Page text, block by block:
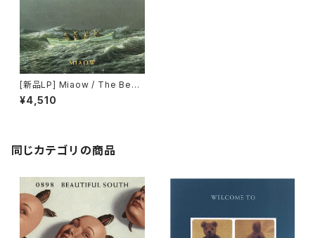
[新品LP] Miaow / The Beau
tiful South
¥4,510
同じカテゴリの商品